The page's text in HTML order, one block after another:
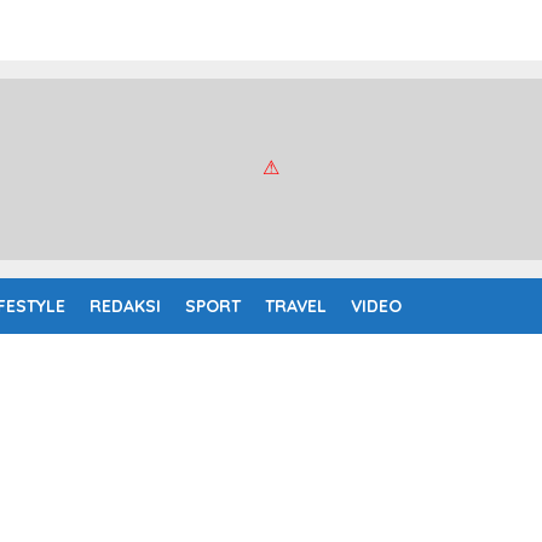
REDAKSI SPORT TRAVEL VIDEO